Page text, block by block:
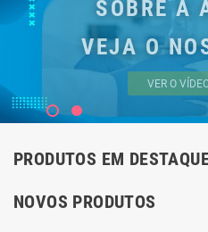
PRODUTOS EM
NOVOS PRODUTOS